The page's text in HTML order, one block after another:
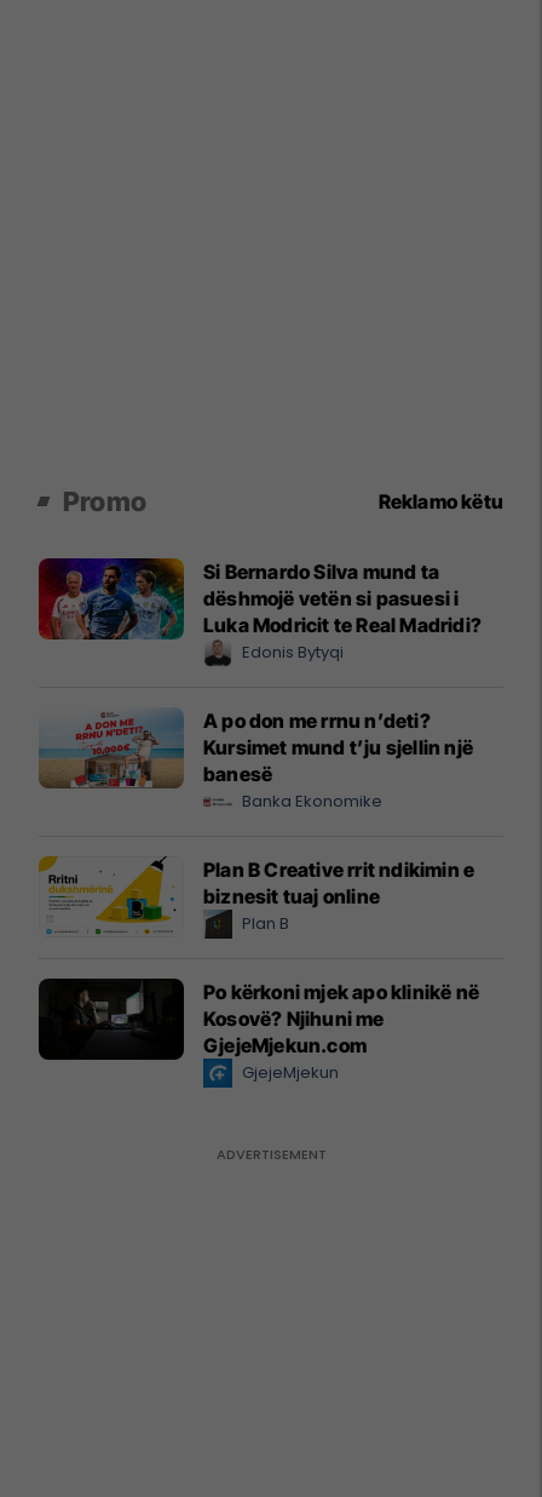
Promo Reklamo këtu
Si Bernardo Silva mund ta
dëshmojë vetën si pasuesi i
Luka Modricit te Real Madridi?
Edonis Bytyqi
A po don me rrnu n’deti?
Kursimet mund t’ju sjellin një
banesë
Banka Ekonomike
Plan B Creative rrit ndikimin e
biznesit tuaj online
Plan B
Po kërkoni mjek apo klinikë në
Kosovë? Njihuni me
GjejeMjekun.com
GjejeMjekun